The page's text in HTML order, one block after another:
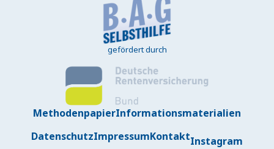
gefördert durch
MethodenpapierInformationsmaterialien
DatenschutzImpressumKontaktInstagram